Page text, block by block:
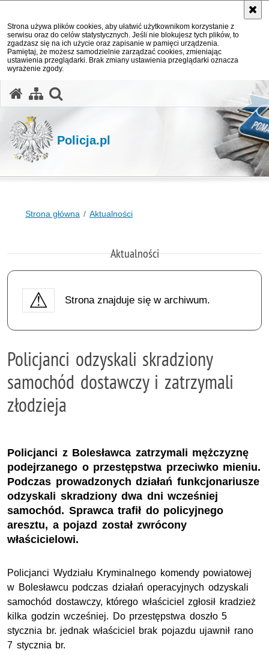
Strona używa plików cookies, aby ułatwić użytkownikom korzystanie z
serwisu oraz do celów statystycznych. Jeśli nie blokujesz tych plików, to
zgadzasz się na ich użycie oraz zapisanie w pamięci urządzenia.
Pamiętaj, że możesz samodzielnie zarządzać cookies, zmieniając
ustawienia przeglądarki. Brak zmiany ustawienia przeglądarki oznacza
wyrażenie zgody.
Policja.pl
Strona główna Aktualności
Aktualności
Strona znajduje się w archiwum.
Policjanci odzyskali skradziony
samochód dostawczy i zatrzymali
złodzieja
Policjanci z Bolesławca zatrzymali mężczyznę
podejrzanego o przestępstwa przeciwko mieniu.
Podczas prowadzonych działań funkcjonariusze
odzyskali skradziony dwa dni wcześniej
samochód. Sprawca trafił do policyjnego
aresztu, a pojazd został zwrócony
właścicielowi.
Policjanci Wydziału Kryminalnego komendy powiatowej
w Bolesławcu podczas działań operacyjnych odzyskali
samochód dostawczy, którego właściciel zgłosił kradzież
kilka godzin wcześniej. Do przestępstwa doszło 5
stycznia br. jednak właściciel brak pojazdu ujawnił rano
7 stycznia br.